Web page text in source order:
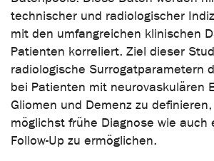
technischer und radiologischer
mit den umfangreichen klinischen
Patienten korreliert. Ziel dieser
radiologische Surrogatparametern
bei Patienten mit neurovaskulären
Gliomen und Demenz zu
möglichst frühe Diagnose wie auch
Follow-Up zu ermöglichen.